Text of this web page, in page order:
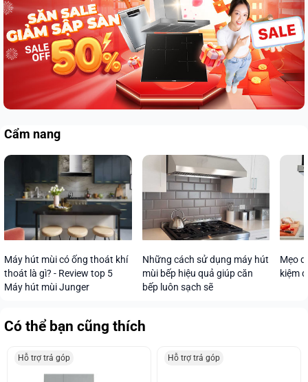
Cẩm nang
Máy hút mùi có ống thoát khí
thoát là gì? - Review top 5
Máy hút mùi Junger
Những cách sử dụng máy hút
mùi bếp hiệu quả giúp căn
bếp luôn sạch sẽ
Mẹo
kiệm
Có thể bạn cũng thích
Hỗ trợ trả góp Hỗ trợ trả góp